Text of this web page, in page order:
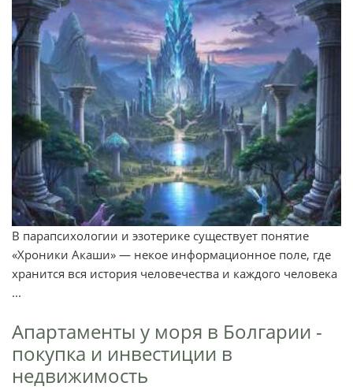
В парапсихологии и эзотерике существует понятие
«Хроники Акаши» — некое информационное поле, где
хранится вся история человечества и каждого человека
...
Апартаменты у моря в Болгарии -
покупка и инвестиции в
недвижимость